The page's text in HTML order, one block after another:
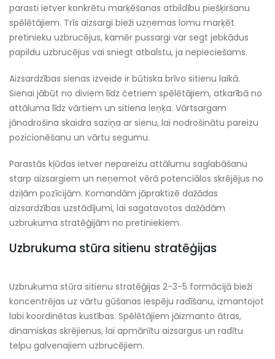
parasti ietver konkrētu marķēšanas atbildību piešķiršanu
spēlētājiem. Trīs aizsargi bieži uzņemas lomu marķēt
pretinieku uzbrucējus, kamēr pussargi var segt jebkādus
papildu uzbrucējus vai sniegt atbalstu, ja nepieciešams.
Aizsardzības sienas izveide ir būtiska brīvo sitienu laikā.
Sienai jābūt no diviem līdz četriem spēlētājiem, atkarībā no
attāluma līdz vārtiem un sitiena leņķa. Vārtsargam
jānodrošina skaidra saziņa ar sienu, lai nodrošinātu pareizu
pozicionēšanu un vārtu segumu.
Parastās kļūdas ietver nepareizu attālumu saglabāšanu
starp aizsargiem un neņemot vērā potenciālos skrējējus no
dziļām pozīcijām. Komandām jāpraktizē dažādas
aizsardzības uzstādījumi, lai sagatavotos dažādām
uzbrukuma stratēģijām no pretiniekiem.
Uzbrukuma stūra sitienu stratēģijas
Uzbrukuma stūra sitienu stratēģijas 2-3-5 formācijā bieži
koncentrējas uz vārtu gūšanas iespēju radīšanu, izmantojot
labi koordinētas kustības. Spēlētājiem jāizmanto ātras,
dinamiskas skrējienus, lai apmānītu aizsargus un radītu
telpu galvenajiem uzbrucējiem.